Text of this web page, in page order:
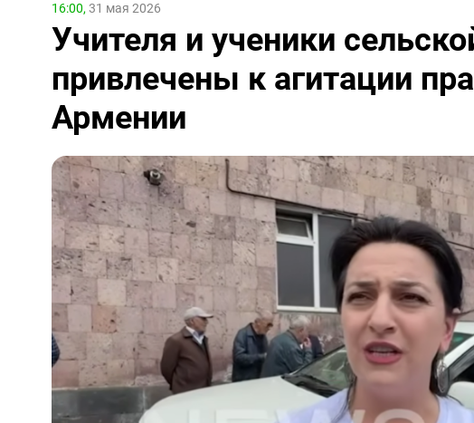
16:00, 31 мая 2026
Учителя и ученики
привлечены к агитации
Армении